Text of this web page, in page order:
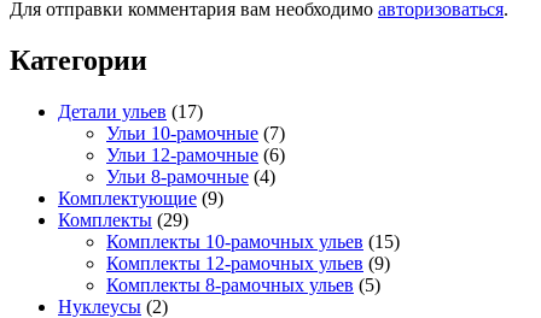
Для отправки комментария вам необходимо авторизоваться.
Категории
Детали ульев (17)
Ульи 10-рамочные (7)
Ульи 12-рамочные (6)
Ульи 8-рамочные (4)
Комплектующие (9)
Комплекты (29)
Комплекты 10-рамочных ульев (15)
Комплекты 12-рамочных ульев (9)
Комплекты 8-рамочных ульев (5)
Нуклеусы (2)